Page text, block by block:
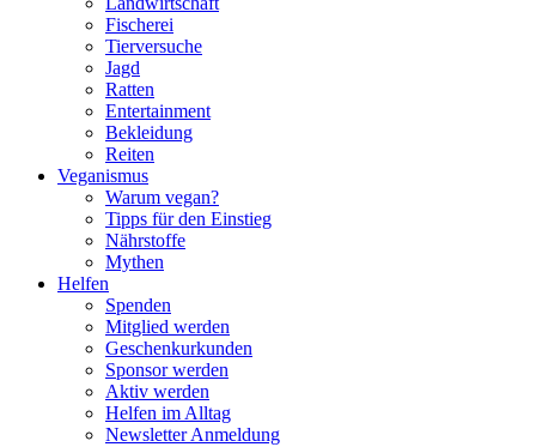
Fischerei
Tierversuche
Jagd
Ratten
Entertainment
Bekleidung
Reiten
Veganismus
Warum vegan?
Tipps für den Einstieg
Nährstoffe
Mythen
Helfen
Spenden
Mitglied werden
Geschenkurkunden
Sponsor werden
Aktiv werden
Helfen im Alltag
Newsletter Anmeldung